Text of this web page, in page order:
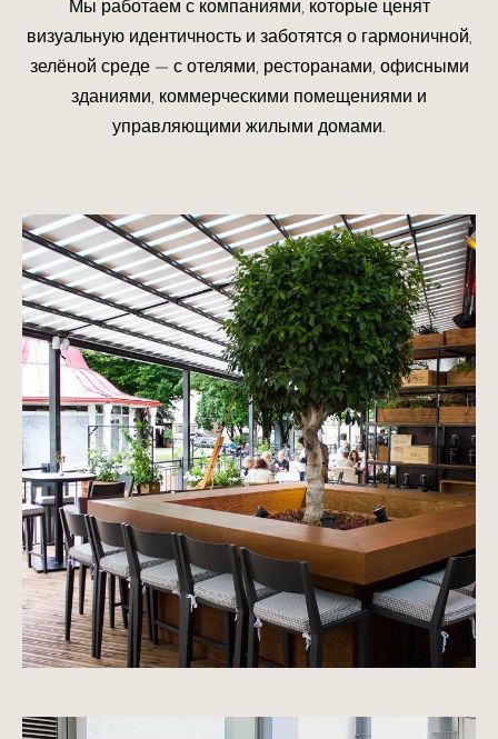
Мы работаем с компаниями, которые ценят
визуальную идентичность и заботятся о гармоничной,
зелёной среде — с отелями, ресторанами, офисными
зданиями, коммерческими помещениями и
управляющими жилыми домами.